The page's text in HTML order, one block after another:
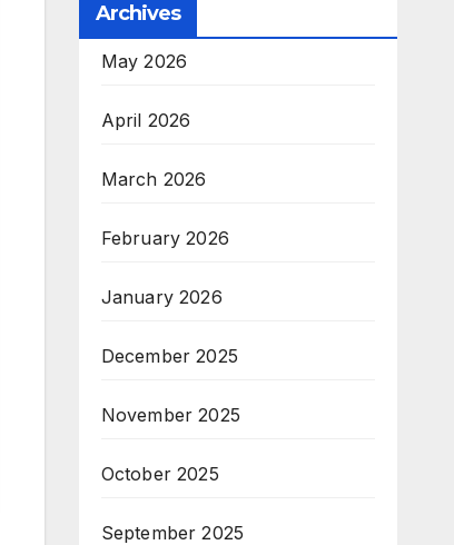
Archives
May 2026
April 2026
March 2026
February 2026
January 2026
December 2025
November 2025
October 2025
September 2025